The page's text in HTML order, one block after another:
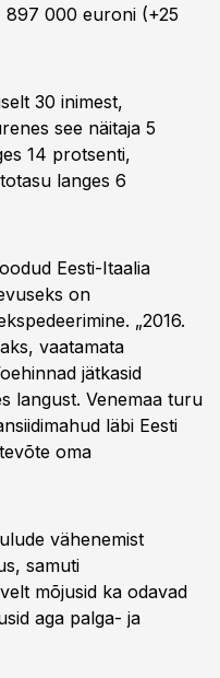
000 euroni (+25
30 inimest,
see näitaja 5
14 protsenti,
langes 6
Eesti-Itaalia
on
„2016.
vaatamata
jätkasid
langust. Venemaa turu
läbi Eesti
oma
vähenemist
samuti
mõjusid ka odavad
aga palga- ja